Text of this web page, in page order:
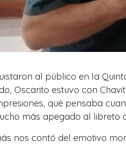
al público en la
Oscarito estuvo con
qué pensaba
más apegado al libreto
nos contó del emotivo